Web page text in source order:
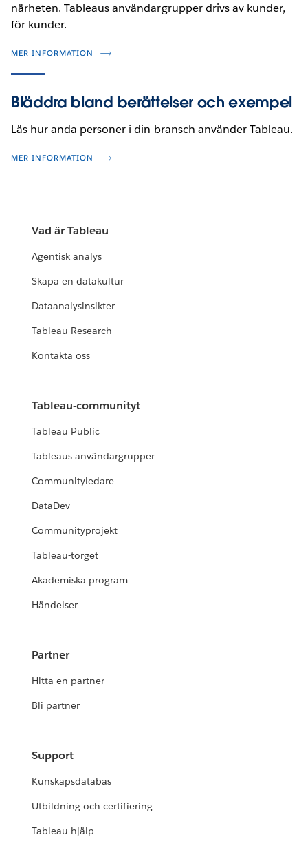
närheten. Tableaus användargrupper drivs av kunder,
för kunder.
MER INFORMATION
Bläddra bland berättelser och exempel
Läs hur anda personer i din bransch använder Tableau.
MER INFORMATION
Vad är Tableau
Agentisk analys
Skapa en datakultur
Dataanalysinsikter
Tableau Research
Kontakta oss
Tableau-communityt
Tableau Public
Tableaus användargrupper
Communityledare
DataDev
Communityprojekt
Tableau-torget
Akademiska program
Händelser
Partner
Hitta en partner
Bli partner
Support
Kunskapsdatabas
Utbildning och certifiering
Tableau-hjälp